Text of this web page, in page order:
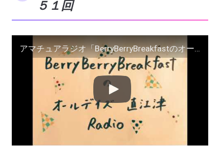
５１回
アマチュアラジオ「BerryBerryBreakfastのオールデイズ直江津Radio〜第５１回」ヨーグルト田中とDJシューカイラジオドラマ